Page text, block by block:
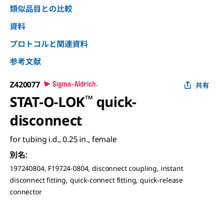
類似品目との比較
資料
プロトコルと関連資料
参考文献
Z420077 共有
STAT-O-LOK™ quick-
disconnect
for tubing i.d., 0.25 in., female
別名:
197240804, F19724-0804, disconnect coupling, instant
disconnect fitting, quick-connect fitting, quick-release
connector